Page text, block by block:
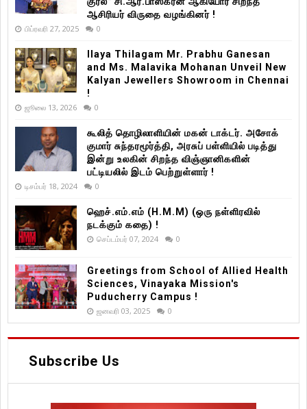
ஆசிரியர் விருதை வழங்கினர் !
பிப்ரவரி 27, 2025 0
Ilaya Thilagam Mr. Prabhu Ganesan
and Ms. Malavika Mohanan Unveil New
Kalyan Jewellers Showroom in Chennai
!
ஜூலை 13, 2026 0
கூலித் தொழிலாளியின் மகன் டாக்டர். அசோக்
குமார் சுந்தரமூர்த்தி, அரசுப் பள்ளியில் படித்து
இன்று உலகின் சிறந்த விஞ்ஞானிகளின்
பட்டியலில் இடம் பெற்றுள்ளார் !
டிசம்பர் 18, 2024 0
ஹெச்.எம்.எம் (H.M.M) (ஒரு நள்ளிரவில்
நடக்கும் கதை) !
செப்டம்பர் 07, 2024 0
Greetings from School of Allied Health
Sciences, Vinayaka Mission's
Puducherry Campus !
ஜனவரி 03, 2025 0
Subscribe Us